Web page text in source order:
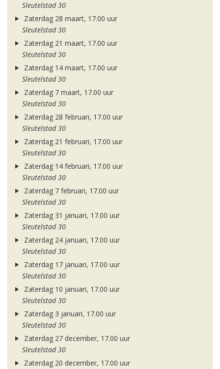
Sleutelstad 30
Zaterdag 28 maart, 17.00 uur
Sleutelstad 30
Zaterdag 21 maart, 17.00 uur
Sleutelstad 30
Zaterdag 14 maart, 17.00 uur
Sleutelstad 30
Zaterdag 7 maart, 17.00 uur
Sleutelstad 30
Zaterdag 28 februari, 17.00 uur
Sleutelstad 30
Zaterdag 21 februari, 17.00 uur
Sleutelstad 30
Zaterdag 14 februari, 17.00 uur
Sleutelstad 30
Zaterdag 7 februari, 17.00 uur
Sleutelstad 30
Zaterdag 31 januari, 17.00 uur
Sleutelstad 30
Zaterdag 24 januari, 17.00 uur
Sleutelstad 30
Zaterdag 17 januari, 17.00 uur
Sleutelstad 30
Zaterdag 10 januari, 17.00 uur
Sleutelstad 30
Zaterdag 3 januari, 17.00 uur
Sleutelstad 30
Zaterdag 27 december, 17.00 uur
Sleutelstad 30
Zaterdag 20 december, 17.00 uur